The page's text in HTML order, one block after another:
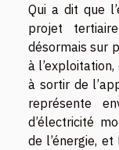
Qui a dit que
projet
désormais sur
à
à sortir de
représente
d’électricité
de l’énergie,